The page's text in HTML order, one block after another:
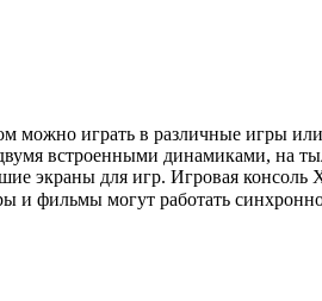
можно играть в различные игры
встроенными динамиками, на
экраны для игр. Игровая
и фильмы могут работать